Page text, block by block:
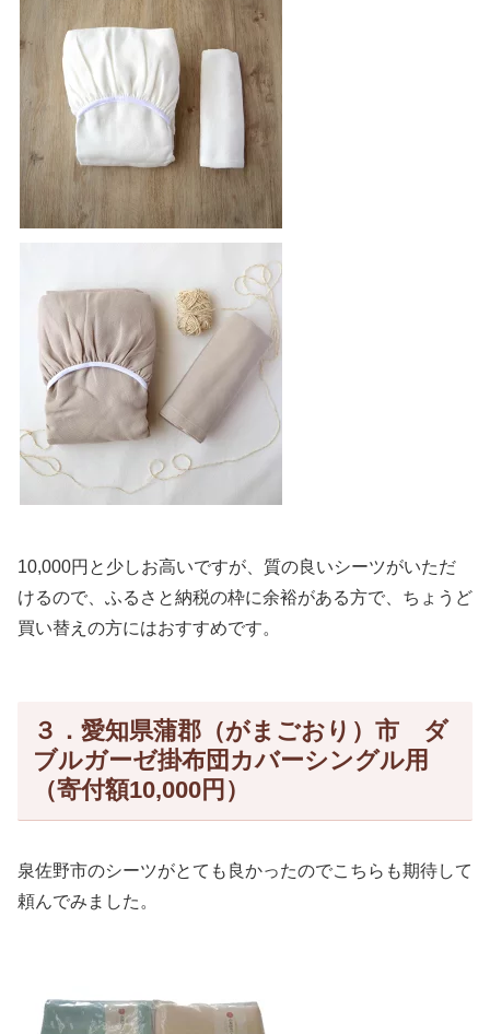
10,000円と少しお高いですが、質の良いシーツがいただ
けるので、ふるさと納税の枠に余裕がある方で、ちょうど
買い替えの方にはおすすめです。
３．愛知県蒲郡（がまごおり）市 ダ
ブルガーゼ掛布団カバーシングル用
（寄付額10,000円）
泉佐野市のシーツがとても良かったのでこちらも期待して
頼んでみました。